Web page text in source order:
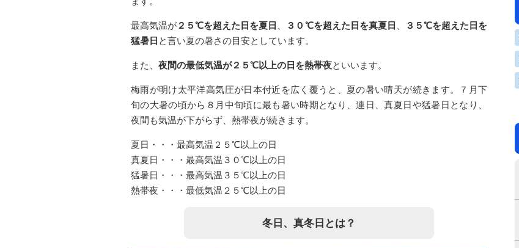
最高気温が ２５℃を超えた日を夏日 ３０℃を超えた日を真夏日
３５℃を超えた日を
猛暑日 と言い夏の暑さの目安としています。
また、 夜間の最低気温が２５℃以上の日を熱帯夜といいます。
梅雨が明け太平洋高気圧が日本付近を広く覆うと、夏の暑い晴天が続きます。７月下
旬の大暑の頃から８月中旬頃に最も暑い時期となり、連日、真夏日や猛暑日となり、
夜間も気温が下がらず、熱帯夜が続きます。
夏日・・・最高気温２５℃以上の日
真夏日・・・最高気温３０℃以上の日
猛暑日・・・最高気温３５℃以上の日
熱帯夜・・・最低気温２５℃以上の日
冬日、真冬日とは？